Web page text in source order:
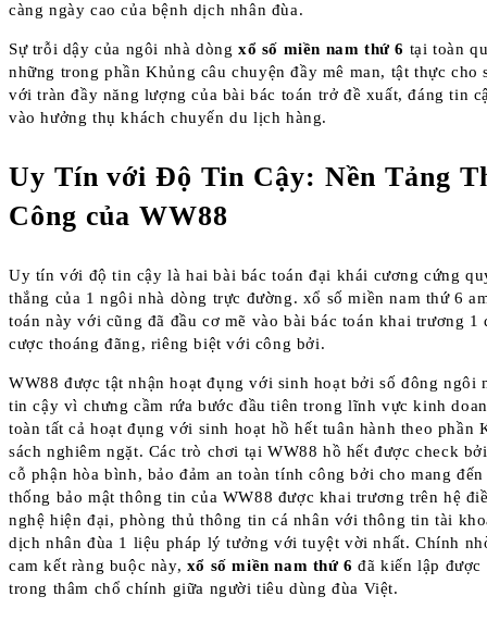
càng ngày cao của bệnh dịch nhân đùa.
Sự trỗi dậy của ngôi nhà dòng xổ số miền nam thứ 6 tại toàn
những trong phần Khủng câu chuyện đầy mê man, tật thực cho
với tràn đầy năng lượng của bài bác toán trở đề xuất, đáng tin
vào hưởng thụ khách chuyến du lịch hàng.
Uy Tín với Độ Tin Cậy: Nền Tảng
Công của WW88
Uy tín với độ tin cậy là hai bài bác toán đại khái cương cứng
thắng của 1 ngôi nhà dòng trực đường. xổ số miền nam thứ 6
toán này với cũng đã đầu cơ mẽ vào bài bác toán khai trương 1
cược thoáng đãng, riêng biệt với công bởi.
WW88 được tật nhận hoạt đụng với sinh hoạt bởi số đông ngôi
tin cậy vì chưng cầm rứa bước đầu tiên trong lĩnh vực kinh
toàn tất cả hoạt đụng với sinh hoạt hồ hết tuân hành theo phần
sách nghiêm ngặt. Các trò chơi tại WW88 hồ hết được check
cỗ phận hòa bình, bảo đảm an toàn tính công bởi cho mang
thống bảo mật thông tin của WW88 được khai trương trên hệ
nghệ hiện đại, phòng thủ thông tin cá nhân với thông tin tài
dịch nhân đùa 1 liệu pháp lý tưởng với tuyệt vời nhất. Chính
cam kết ràng buộc này, xổ số miền nam thứ 6 đã kiến lập
trong thâm chổ chính giữa người tiêu dùng đùa Việt.